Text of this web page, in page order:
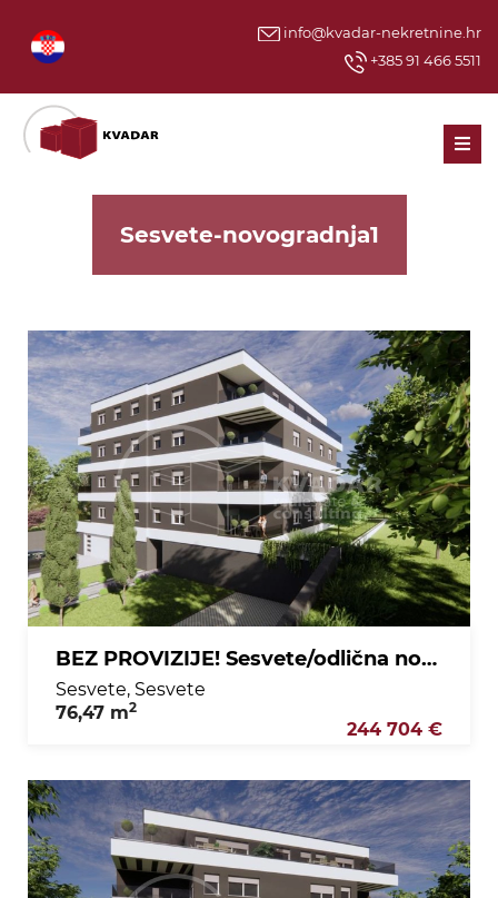
info@kvadar-nekretnine.hr
+385 91 466 5511
Sesvete-novogradnja1
BEZ PROVIZIJE! Sesvete/odlična novogradnja/3sobni stan s lođom na 1. katu!
Sesvete, Sesvete
76,47 m2
244 704 €